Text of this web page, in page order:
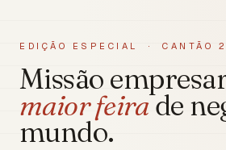
EDIÇÃO ESPECIAL · CANTÃO
Missão
maior feirade
mundo.